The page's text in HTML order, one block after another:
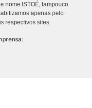
nome ISTOÉ, tampouco
apenas pelo
respectivos sites.